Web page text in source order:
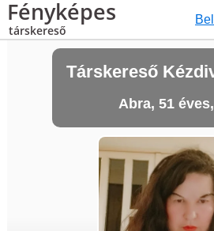
Fényképes
társkereső
Társkereső
Abra, 51